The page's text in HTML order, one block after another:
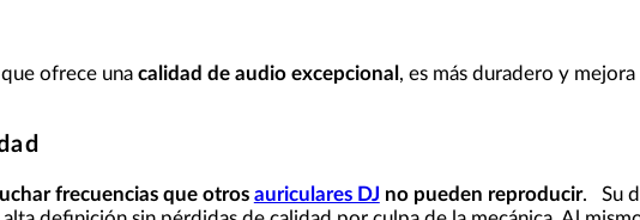
que ofrece una calidad de audio excepcional , es más duradero y mejora
frecuencias que otros auriculares DJ no pueden reproducir. Su